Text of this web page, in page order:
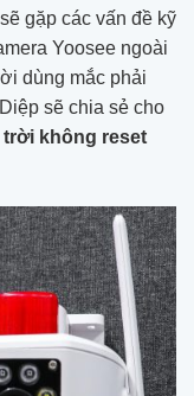
gặp các vấn đề kỹ
Yoosee ngoài
dùng mắc phải
sẽ chia sẻ cho
trời không reset